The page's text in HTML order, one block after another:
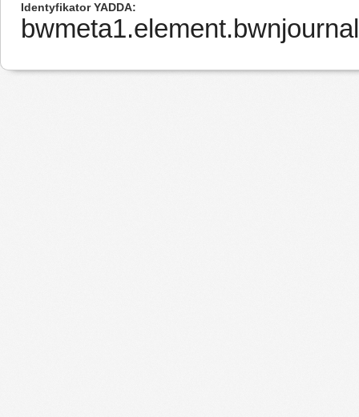
Identyfikator YADDA